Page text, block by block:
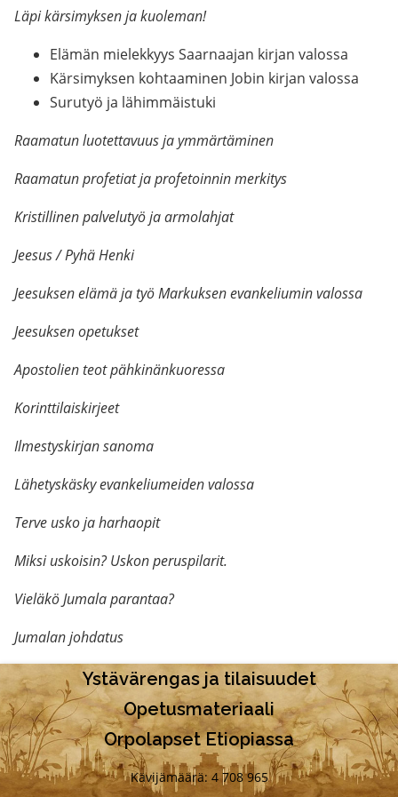
Läpi kärsimyksen ja kuoleman!
Elämän mielekkyys Saarnaajan kirjan valossa
Kärsimyksen kohtaaminen Jobin kirjan valossa
Surutyö ja lähimmäistuki
Raamatun luotettavuus ja ymmärtäminen
Raamatun profetiat ja profetoinnin merkitys
Kristillinen palvelutyö ja armolahjat
Jeesus / Pyhä Henki
Jeesuksen elämä ja työ Markuksen evankeliumin valossa
Jeesuksen opetukset
Apostolien teot pähkinänkuoressa
Korinttilaiskirjeet
Ilmestyskirjan sanoma
Lähetyskäsky evankeliumeiden valossa
Terve usko ja harhaopit
Miksi uskoisin? Uskon peruspilarit.
Vieläkö Jumala parantaa?
Jumalan johdatus
Ystävärengas ja tilaisuudet
Opetusmateriaali
Orpolapset Etiopiassa
Kävijämäärä: 4 708 965